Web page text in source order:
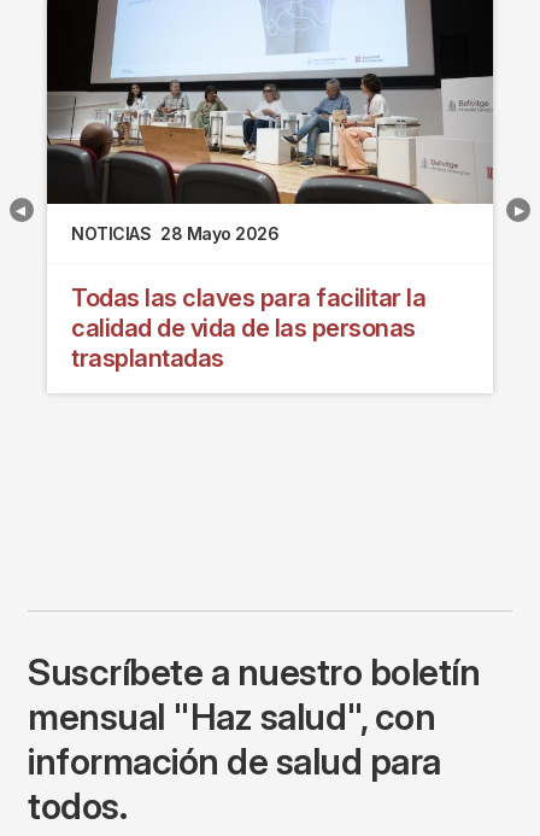
NOTICIAS 28 Mayo 2026
Todas las claves para facilitar la
calidad de vida de las personas
trasplantadas
Suscríbete a nuestro boletín
mensual "Haz salud", con
información de salud para
todos.